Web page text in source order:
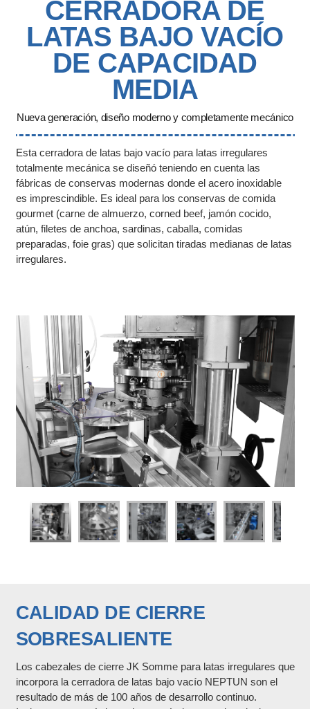
CERRADORA DE
LATAS BAJO VACÍO
DE CAPACIDAD
MEDIA
Nueva generación, diseño moderno y completamente mecánico
Esta cerradora de latas bajo vacío para latas irregulares
totalmente mecánica se diseñó teniendo en cuenta las
fábricas de conservas modernas donde el acero inoxidable
es imprescindible. Es ideal para los conservas de comida
gourmet (carne de almuerzo, corned beef, jamón cocido,
atún, filetes de anchoa, sardinas, caballa, comidas
preparadas, foie gras) que solicitan tiradas medianas de latas
irregulares.
CALIDAD DE CIERRE
SOBRESALIENTE
Los cabezales de cierre JK Somme para latas irregulares que
incorpora la cerradora de latas bajo vacío NEPTUN son el
resultado de más de 100 años de desarrollo continuo.